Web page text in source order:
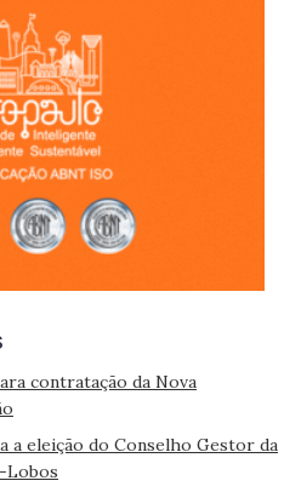
contratação da Nova
a eleição do Conselho Gestor da
Lobos